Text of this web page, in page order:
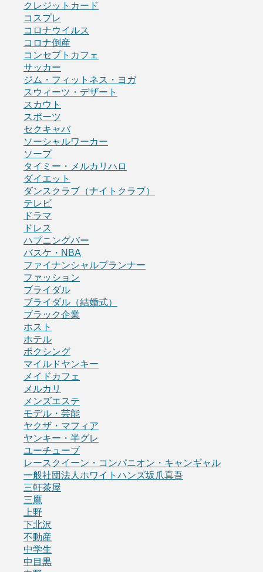
クレジットカード
コスプレ
コロナウイルス
コロナ倒産
コンセプトカフェ
サッカー
ジム・フィットネス・ヨガ
スウィーツ・デザート
スカウト
スポーツ
セクキャバ
ソーシャルワーカー
ソープ
タイミー・メルカリハロ
ダイエット
ダンスクラブ（ナイトクラブ）
テレビ
ドラマ
ドレス
ハプニングバー
バスケ・NBA
ファイナンシャルプランナー
ファッション
ブライダル
ブライダル（結婚式）
ブラック企業
ホスト
ホテル
ボクシング
マイルドヤンキー
メイドカフェ
メルカリ
メンズエステ
モデル・芸能
ヤクザ・マフィア
ヤンキー・半グレ
ユーチューブ
レースクイーン・コンパニオン・キャンギャル
一般社団法人ホワイトハンズ坂爪真吾
三軒茶屋
三鷹
上野
下北沢
不動産
中学生
中目黒